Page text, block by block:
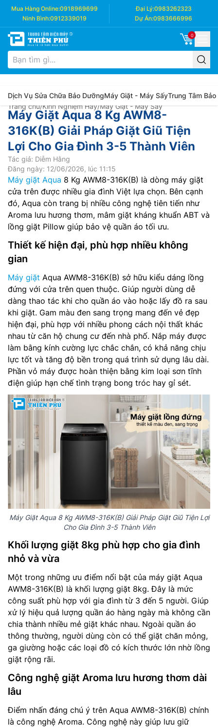
Mua Hàng Online:0918969699 Đại Lý:0983262323
Ninh Bình:0912339019 Dự Án:0983666996
0
Dịch Vụ Sửa Chữa Bảo DưỡngMáy Giặt - Máy SấyTrung Tâm Bảo
Trang chủ/Kinh Nghiệm Hay/Máy Giặt - Máy Sấy
Máy Giặt Aqua 8 Kg AWM8-
316K(B) Giải Pháp Giặt Giũ Tiện
Lợi Cho Gia Đình 3-5 Thành Viên
Tác giả: Diễm Hằng
Đăng ngày: 12/06/2026, lúc 11:15
Máy giặt Aqua 8 Kg AWM8-316K(B) là dòng máy giặt
cửa trên được nhiều gia đình Việt lựa chọn. Bên cạnh
đó, Aqua còn trang bị nhiều công nghệ tiên tiến như
Aroma lưu hương thơm, mâm giặt kháng khuẩn ABT và
lồng giặt Pillow giúp bảo vệ quần áo tối ưu.
Thiết kế hiện đại, phù hợp nhiều không
gian
Máy giặt Aqua AWM8-316K(B) sở hữu kiểu dáng lồng
đứng với cửa trên quen thuộc. Giúp người dùng dễ
dàng thao tác khi cho quần áo vào hoặc lấy đồ ra sau
khi giặt. Gam màu đen sang trọng mang đến vẻ đẹp
hiện đại, phù hợp với nhiều phong cách nội thất khác
nhau từ căn hộ chung cư đến nhà phố. Nắp máy được
làm bằng kính cường lực chắc chắn, có khả năng chịu
lực tốt và tăng độ bền trong quá trình sử dụng lâu dài.
Phần vỏ máy được hoàn thiện bằng kim loại sơn tĩnh
điện giúp hạn chế tình trạng bong tróc hay gỉ sét.
Máy Giặt Aqua 8 Kg AWM8-316K(B) Giải Pháp Giặt Giũ Tiện Lợi
Cho Gia Đình 3-5 Thành Viên
Khối lượng giặt 8kg phù hợp cho gia đình
nhỏ và vừa
Một trong những ưu điểm nổi bật của máy giặt Aqua
AWM8-316K(B) là khối lượng giặt 8kg. Đây là mức
công suất phù hợp với gia đình từ 3 đến 5 người. Giúp
xử lý hiệu quả lượng quần áo hàng ngày mà không cần
chia thành nhiều mẻ giặt khác nhau. Ngoài quần áo
thông thường, người dùng còn có thể giặt chăn mỏng,
ga giường hoặc các loại đồ có kích thước lớn nhờ lồng
giặt rộng rãi.
Công nghệ giặt Aroma lưu hương thơm dài
lâu
Điểm nhấn đáng chú ý trên Aqua AWM8-316K(B) chính
là công nghệ Aroma. Công nghệ này giúp lưu giữ